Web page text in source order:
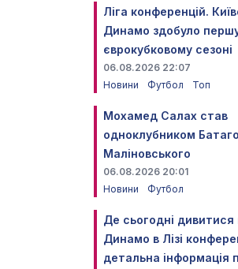
Ліга конференцій.
Динамо здобуло
єврокубковому сезоні
06.08.2026 22:07
Новини
Футбол Топ
Мохамед Салах став
одноклубником
Маліновського
06.08.2026 20:01
Новини
Футбол
Де сьогодні дивитися
Динамо в Лізі
детальна інформація